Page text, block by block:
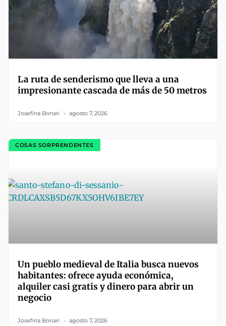
La ruta de senderismo que lleva a una
impresionante cascada de más de 50 metros
Josefina Bonari agosto 7, 2026
COSAS SORPRENDENTES
Un pueblo medieval de Italia busca nuevos
habitantes: ofrece ayuda económica,
alquiler casi gratis y dinero para abrir un
negocio
Josefina Bonari agosto 7, 2026